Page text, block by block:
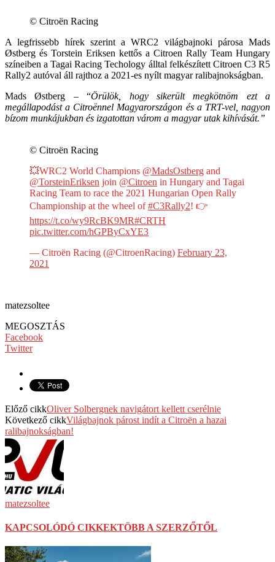
© Citroën Racing
A legfrissebb hírek szerint a WRC2 világbajnoki párosa Mads
Østberg és Torstein Eriksen kettős a Citroen Rally Team Hungary
színeiben a Tagai Racing Techology álltal felkészített Citroen C3 R5
Rally2 autóval áll rajthoz a 2021-es nyílt magyar ralibajnokságban.
Mads Østberg – “Örülök, hogy sikerült megkötnöm ezt a
megállapodást a Citroënnel Magyarországon és a TRT-vel, nagyon
bízom munkájukban és izgatottan várom a magyar utak kihívását.”
© Citroën Racing
💥WRC2 World Champions @MadsOstberg and
@TorsteinEriksen join @Citroen in Hungary and Tagai
Racing Team to race the 2021 Hungarian Open Rally
Championship at the wheel of#C3Rally2! 👉
https://t.co/wy9RcBK9MR#CRTH
pic.twitter.com/hGPByCxYE3
— Citroën Racing (@CitroenRacing) February 23,
2021
matezsoltee
MEGOSZTÁS
Facebook
Twitter
Előző cikkOliver Solbergnek navigátort kellett cserélnie
Következő cikkVilágbajnok párost indít a Citroën a hazai
ralibajnokságban!
matezsoltee
KAPCSOLÓDÓ CIKKEKTÖBB A SZERZŐTŐL